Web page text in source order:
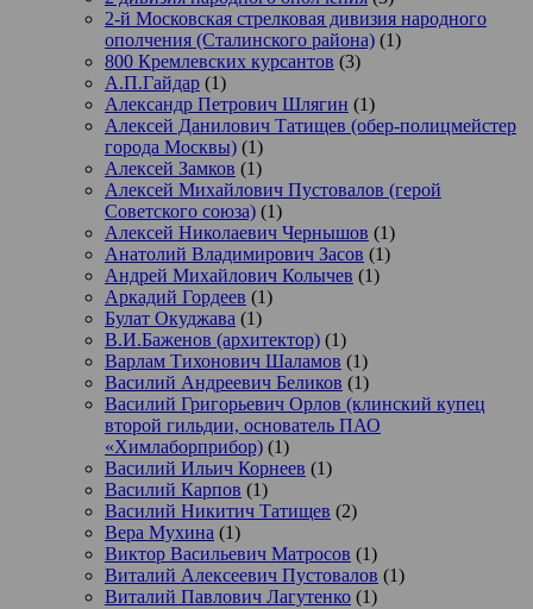
2-й Московская стрелковая дивизия народного
ополчения (Сталинского района) (1)
800 Кремлевских курсантов (3)
А.П.Гайдар (1)
Александр Петрович Шлягин (1)
Алексей Данилович Татищев (обер-полицмейстер
города Москвы) (1)
Алексей Замков (1)
Алексей Михайлович Пустовалов (герой
Советского союза) (1)
Алексей Николаевич Чернышов (1)
Анатолий Владимирович Засов (1)
Андрей Михайлович Колычев (1)
Аркадий Гордеев (1)
Булат Окуджава (1)
В.И.Баженов (архитектор) (1)
Варлам Тихонович Шаламов (1)
Василий Андреевич Беликов (1)
Василий Григорьевич Орлов (клинский купец
второй гильдии, основатель ПАО
«Химлаборприбор) (1)
Василий Ильич Корнеев (1)
Василий Карпов (1)
Василий Никитич Татищев (2)
Вера Мухина (1)
Виктор Васильевич Матросов (1)
Виталий Алексеевич Пустовалов (1)
Виталий Павлович Лагутенко (1)